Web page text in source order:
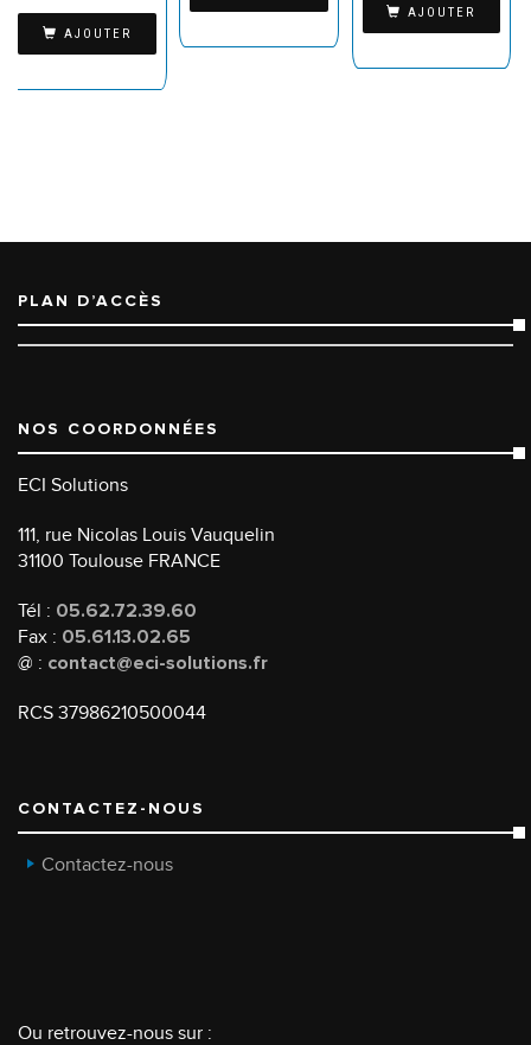
AJOUTER
AJOUTER
PLAN D’ACCÈS
NOS COORDONNÉES
ECI Solutions
111, rue Nicolas Louis Vauquelin
31100 Toulouse FRANCE
Tél : 05.62.72.39.60
Fax : 05.61.13.02.65
@ : contact@eci-solutions.fr
RCS 37986210500044
CONTACTEZ-NOUS
Contactez-nous
Ou retrouvez-nous sur :